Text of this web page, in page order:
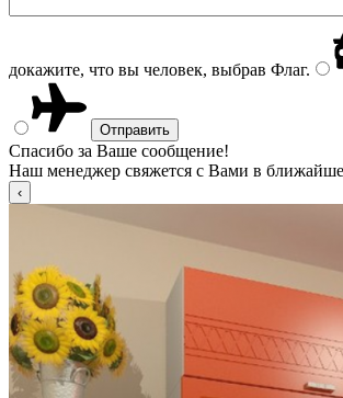
докажите, что вы человек, выбрав Флаг.
Спасибо за Ваше сообщение!
Наш менеджер свяжется с Вами в